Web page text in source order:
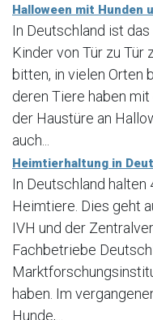
Halloween mit Hunden
In Deutschland ist
Kinder von Tür zu Tür
bitten, in vielen Orten
deren Tiere haben
der Haustüre an
auch...
Heimtierhaltung in
In Deutschland
Heimtiere. Dies geht
IVH und der
Fachbetriebe
haben. Im
Hunde,...